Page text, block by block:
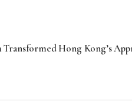
Transformed Hong Kong’s